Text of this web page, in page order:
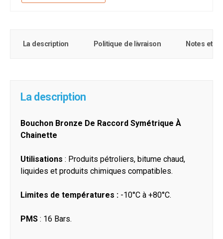
La description Politique de livraison Notes et
La description
Bouchon Bronze De Raccord Symétrique À
Chainette
Utilisations : Produits pétroliers, bitume chaud,
liquides et produits chimiques compatibles.
Limites de températures : -10°C à +80°C.
PMS : 16 Bars.